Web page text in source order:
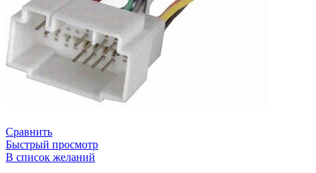
Сравнить
Быстрый просмотр
В список желаний